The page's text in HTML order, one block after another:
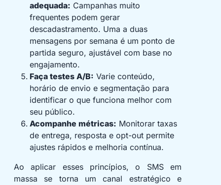
adequada: Campanhas muito
frequentes podem gerar
descadastramento. Uma a duas
mensagens por semana é um ponto de
partida seguro, ajustável com base no
engajamento.
Faça testes A/B: Varie conteúdo,
horário de envio e segmentação para
identificar o que funciona melhor com
seu público.
Acompanhe métricas: Monitorar taxas
de entrega, resposta e opt-out permite
ajustes rápidos e melhoria contínua.
Ao aplicar esses princípios, o SMS em
massa se torna um canal estratégico e